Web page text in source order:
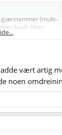
gjærstammer (multi-
kveik. Hver
er det som gir...
vært artig
noen